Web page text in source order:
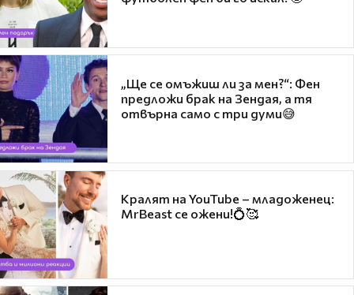
„Ще се омъжиш ли за мен?“: Фен
предложи брак на Зендая, а тя
отвърна само с три думи😅
Кралят на YouTube – младоженец:
MrBeast се ожени!💍🥰